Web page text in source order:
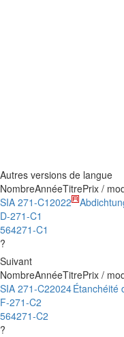
Autres versions de langue
NombreAnnéeTitrePrix /
SIA 271-C1
D-271-C1
564271-C1
?
2022
Suivant
NombreAnnéeTitrePrix /
SIA 271-C2
F-271-C2
564271-C2
?
2024Étanchéité